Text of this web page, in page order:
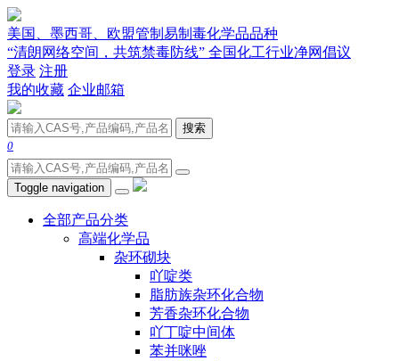
美国、墨西哥、欧盟管制易制毒化学品品种
“清朗网络空间，共筑禁毒防线” 全国化工行业净网倡议
登录 注册
我的收藏 企业邮箱
搜索
0
Toggle navigation
全部产品分类
高端化学品
杂环砌块
吖啶类
脂肪族杂环化合物
芳香杂环化合物
吖丁啶中间体
苯并咪唑